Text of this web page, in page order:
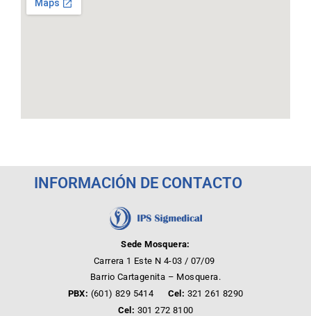
INFORMACIÓN DE CONTACTO
Sede Mosquera:
Carrera 1 Este N 4-03 / 07/09
Barrio Cartagenita – Mosquera.
PBX: (601) 829 5414 Cel: 321 261 8290
Cel: 301 272 8100